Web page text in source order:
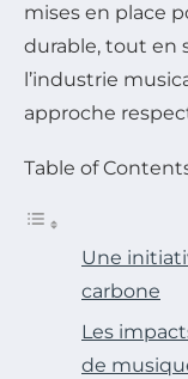
mises en place
durable, tout en
l’industrie
approche
Table of
Une
carbone
Les
de